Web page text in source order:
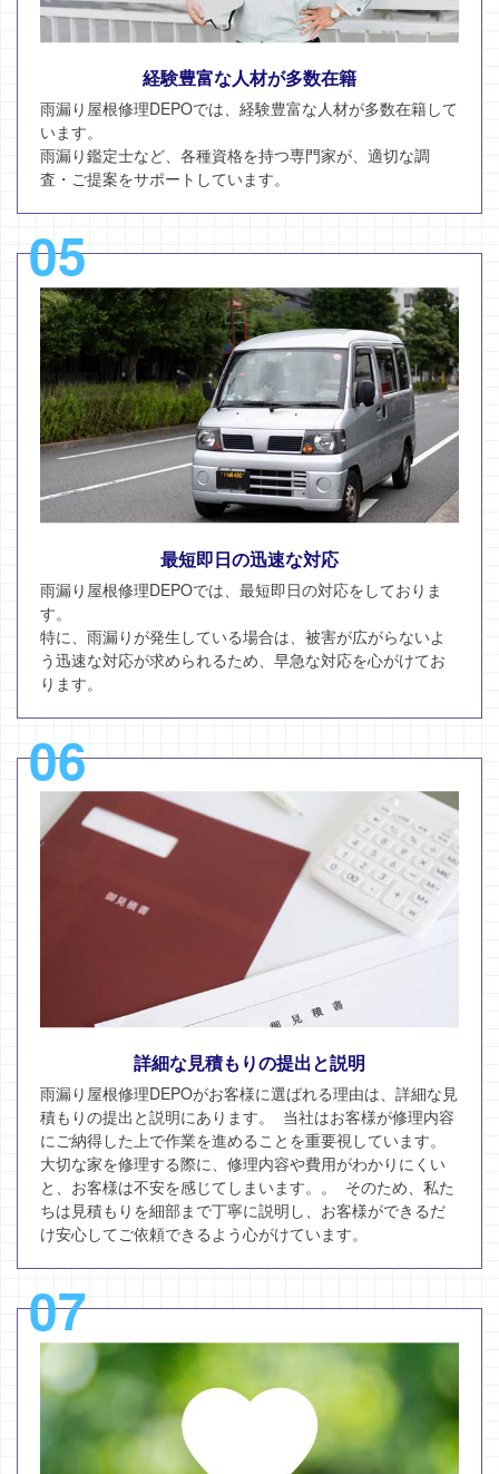
経験豊富な人材が多数在籍
雨漏り屋根修理DEPOでは、経験豊富な人材が多数在籍して
います。
雨漏り鑑定士など、各種資格を持つ専門家が、適切な調
査・ご提案をサポートしています。
05
最短即日の迅速な対応
雨漏り屋根修理DEPOでは、最短即日の対応をしておりま
す。
特に、雨漏りが発生している場合は、被害が広がらないよ
う迅速な対応が求められるため、早急な対応を心がけてお
ります。
06
詳細な見積もりの提出と説明
雨漏り屋根修理DEPOがお客様に選ばれる理由は、詳細な見
積もりの提出と説明にあります。 当社はお客様が修理内容
にご納得した上で作業を進めることを重要視しています。
大切な家を修理する際に、修理内容や費用がわかりにくい
と、お客様は不安を感じてしまいます。。 そのため、私た
ちは見積もりを細部まで丁寧に説明し、お客様ができるだ
け安心してご依頼できるよう心がけています。
07